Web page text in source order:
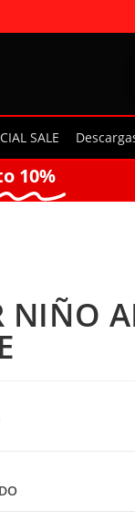
SALE
10%
NIÑO